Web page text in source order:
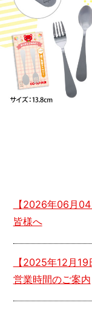
【2026年06月04
皆様へ
【2025年12月19
営業時間のご案内